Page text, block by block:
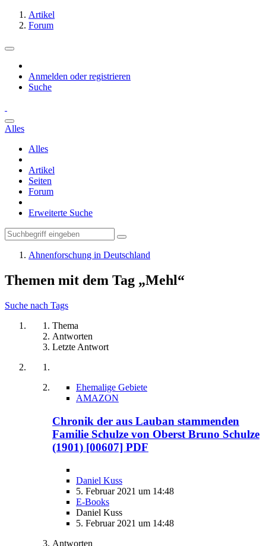
Artikel
Forum
Anmelden oder registrieren
Suche
Alles
Alles
Artikel
Seiten
Forum
Erweiterte Suche
Ahnenforschung in Deutschland
Themen mit dem Tag „Mehl“
Suche nach Tags
Thema
Antworten
Letzte Antwort
Ehemalige Gebiete
AMAZON
Chronik der aus Lauban stammenden
Familie Schulze von Oberst Bruno Schulze
(1901) [00607] PDF
Daniel Kuss
5. Februar 2021 um 14:48
E-Books
Daniel Kuss
5. Februar 2021 um 14:48
Antworten